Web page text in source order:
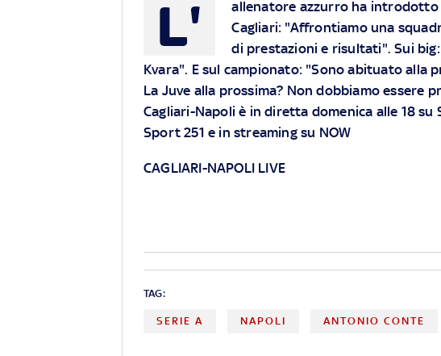
L'
allenatore azzurro ha introdotto
Cagliari: "Affrontiamo una
di prestazioni e risultati". Sui
Kvara". E sul campionato: "Sono abituato alla
La Juve alla prossima? Non dobbiamo essere
Cagliari-Napoli è in diretta domenica alle 18 su
Sport 251 e in streaming su NOW
CAGLIARI-NAPOLI LIVE
TAG:
SERIE A NAPOLI ANTONIO CONTE